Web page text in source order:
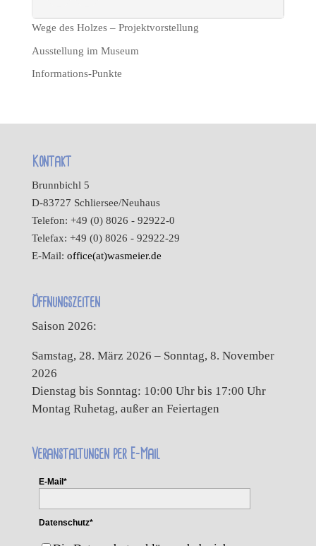
Wege des Holzes – Projektvorstellung
Ausstellung im Museum
Informations-Punkte
Kontakt
Brunnbichl 5
D-83727 Schliersee/Neuhaus
Telefon: +49 (0) 8026 - 92922-0
Telefax: +49 (0) 8026 - 92922-29
E-Mail: office(at)wasmeier.de
Öffnungszeiten
Saison 2026:
Samstag, 28. März 2026 – Sonntag, 8. November
2026
Dienstag bis Sonntag: 10:00 Uhr bis 17:00 Uhr
Montag Ruhetag, außer an Feiertagen
Veranstaltungen per E-Mail
E-Mail*
Datenschutz*